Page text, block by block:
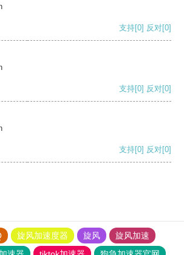
支持[0] 反对[0]
支持[0] 反对[0]
支持[0] 反对[0]
旋风加速度器 旋风
旋风加速